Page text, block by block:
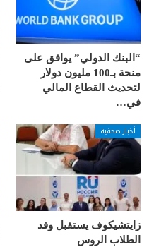
“البنك الدولي” يوافق على
منحة بـ100 مليون دولار
لتحديث القطاع المالي
في…
أخبار صحفية
زايتشيكوف يستقبل وفد
الطلاب الروس